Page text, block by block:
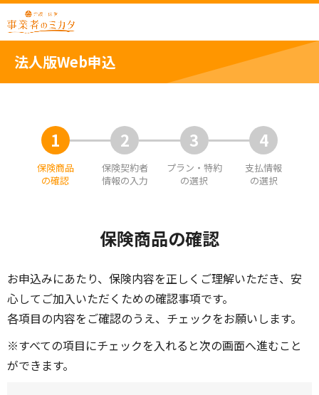
法人版Web申込
1
保険商品
の確認
2
保険契約者
情報の入力
3
プラン・特約
の選択
4
支払情報
の選択
保険商品の確認
お申込みにあたり、保険内容を正しくご理解いただき、安
心してご加入いただくための確認事項です。
各項目の内容をご確認のうえ、チェックをお願いします。
※すべての項目にチェックを入れると次の画面へ進むこと
ができます。